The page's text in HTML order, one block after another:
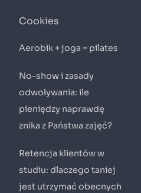
Cookies
Aerobik + joga = pilates
No-show i zasady
odwoływania: ile
pieniędzy naprawdę
znika z Państwa zajęć?
Retencja klientów w
studiu: dlaczego taniej
jest utrzymać obecnych